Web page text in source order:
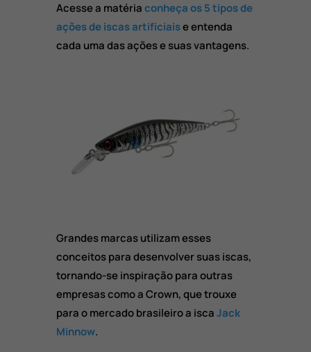
Acesse a matériaconheça os 5 tipos de
ações de iscas artificiaise entenda
cada uma das ações e suas vantagens.
Grandes marcas utilizam esses
conceitos para desenvolver suas iscas,
tornando-se inspiração para outras
empresas como a Crown, que trouxe
para o mercado brasileiro a iscaJack
Minnow.